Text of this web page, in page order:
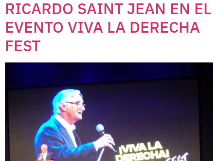
RICARDO SAINT JEAN EN EL
EVENTO VIVA LA DERECHA
FEST